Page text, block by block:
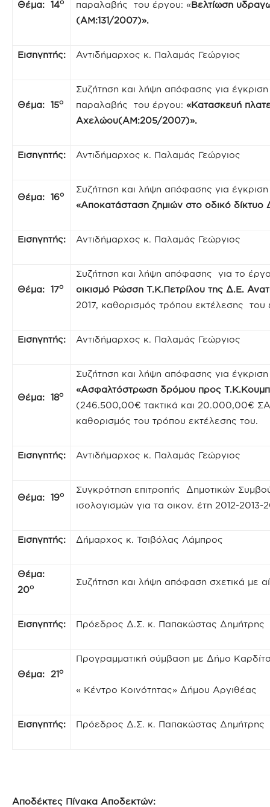
Θέμα: 14ο παραλαβής του έργου: «Βελτίωση
(ΑΜ:131/2007)».
Εισηγητής: Αντιδήμαρχος κ. Παλαμάς Γεώργιος
Θέμα: 15ο
Συζήτηση και λήψη απόφασης για
παραλαβής του έργου: «Κατασκευή
Αχελώου(ΑΜ:205/2007)».
Εισηγητής: Αντιδήμαρχος κ. Παλαμάς Γεώργιος
Θέμα: 16ο
Συζήτηση και λήψη απόφασης για
«Αποκατάσταση ζημιών στο οδικό
Εισηγητής: Αντιδήμαρχος κ. Παλαμάς Γεώργιος
Θέμα: 17ο
Συζήτηση και λήψη απόφασης για το
οικισμό Ρώσση Τ.Κ.Πετρίλου της Δ.Ε.
2017, καθορισμός τρόπου εκτέλεσης του
Εισηγητής: Αντιδήμαρχος κ. Παλαμάς Γεώργιος
Θέμα: 18ο
Συζήτηση και λήψη απόφασης για
«Ασφαλτόστρωση δρόμου προς
(246.500,00€ τακτικά και 20.000,00€
καθορισμός του τρόπου εκτέλεσης του.
Εισηγητής: Αντιδήμαρχος κ. Παλαμάς Γεώργιος
Θέμα: 19ο
Συγκρότηση επιτροπής Δημοτικών
ισολογισμών για τα οικον. έτη 2012-2013-
Εισηγητής: Δήμαρχος κ. Τσιβόλας Λάμπρος
Θέμα:
20ο
Συζήτηση και λήψη απόφαση σχετικά με
Εισηγητής: Πρόεδρος Δ.Σ. κ. Παπακώστας Δημήτρης
Θέμα: 21ο
Προγραμματική σύμβαση με Δήμο
« Κέντρο Κοινότητας» Δήμου Αργιθέας
Εισηγητής: Πρόεδρος Δ.Σ. κ. Παπακώστας Δημήτρης
Αποδέκτες Πίνακα Αποδεκτών: